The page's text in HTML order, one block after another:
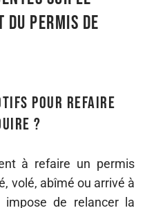
permis de
pour refaire
?
à refaire un permis
volé, abîmé ou arrivé à
impose de relancer la